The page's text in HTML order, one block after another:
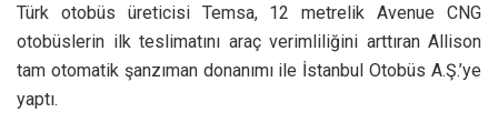
Türk otobüs üreticisi Temsa, 12 metrelik Avenue CNG
otobüslerin ilk teslimatını araç verimliliğini arttıran Allison
tam otomatik şanzıman donanımı ile İstanbul Otobüs A.Ş.’ye
yaptı.